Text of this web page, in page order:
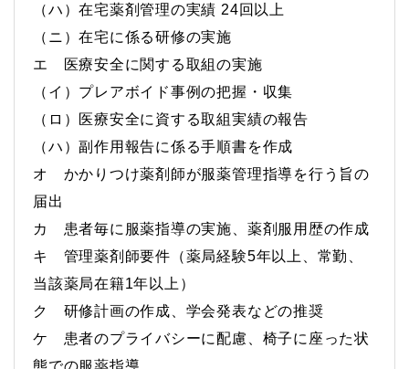
（ハ）在宅薬剤管理の実績 24回以上
（ニ）在宅に係る研修の実施
エ 医療安全に関する取組の実施
（イ）プレアボイド事例の把握・収集
（ロ）医療安全に資する取組実績の報告
（ハ）副作用報告に係る手順書を作成
オ かかりつけ薬剤師が服薬管理指導を行う旨の
届出
カ 患者毎に服薬指導の実施、薬剤服用歴の作成
キ 管理薬剤師要件（薬局経験5年以上、常勤、
当該薬局在籍1年以上）
ク 研修計画の作成、学会発表などの推奨
ケ 患者のプライバシーに配慮、椅子に座った状
態での服薬指導